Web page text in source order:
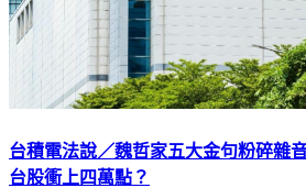
台積電法說／魏哲家五大金句粉碎
台股衝上四萬點？